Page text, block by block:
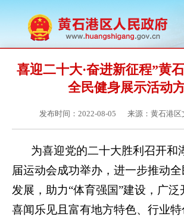
喜迎二十大·奋进新征程”黄
全民健身展示活动
发布时间：2022-08-05 来源：黄石港区
为喜迎党的二十大胜利召开和
届运动会成功举办 ，进一步推动
发展， 助力“体育强国”建设，广
喜闻乐见且富有地方特色、行业